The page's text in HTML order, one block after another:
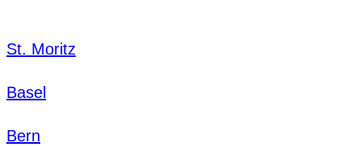
St. Moritz
Basel
Bern